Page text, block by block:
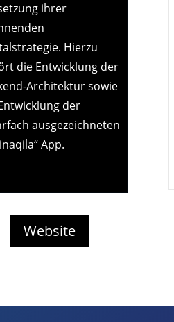
ihrer
Hierzu
die Entwicklung der
Architektur sowie
der
ausgezeichneten
App.
Website